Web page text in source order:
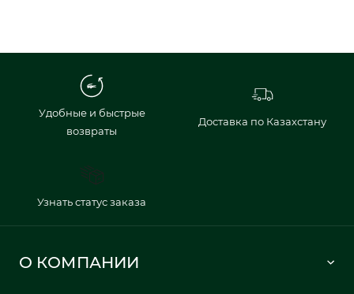
Удобные и быстрые
возвраты
Доставка по Казахстану
Узнать статус заказа
О КОМПАНИИ